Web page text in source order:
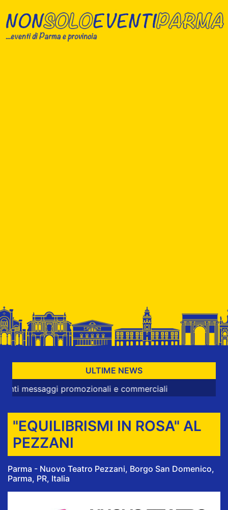
ULTIME NEWS
promozionali e commerciali
"EQUILIBRISMI IN ROSA" AL
PEZZANI
Parma - Nuovo Teatro Pezzani, Borgo San Domenico,
Parma, PR, Italia